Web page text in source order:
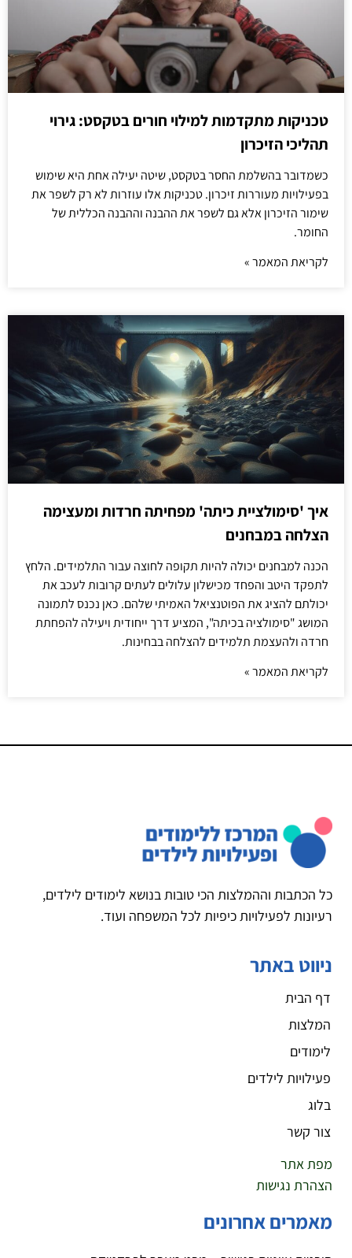
טכניקות מתקדמות למילוי חורים בטקסט: גירוי
תהליכי הזיכרון
כשמדובר בהשלמת החסר בטקסט, שיטה יעילה אחת היא שימוש
בפעילויות מעוררות זיכרון. טכניקות אלו עוזרות לא רק לשפר את
שימור הזיכרון אלא גם לשפר את ההבנה וההבנה הכללית של
החומר.
לקריאת המאמר »
איך 'סימולציית כיתה' מפחיתה חרדות ומעצימה
הצלחה במבחנים
הכנה למבחנים יכולה להיות תקופה לחוצה עבור התלמידים. הלחץ
לתפקד היטב והפחד מכישלון עלולים לעתים קרובות לעכב את
יכולתם להציג את הפוטנציאל האמיתי שלהם. כאן נכנס לתמונה
המושג "סימולציה בכיתה", המציע דרך ייחודית ויעילה להפחתת
חרדה ולהעצמת תלמידים להצלחה בבחינות.
לקריאת המאמר »
כל הכתבות וההמלצות הכי טובות בנושא לימודים לילדים,
רעיונות לפעילויות כיפיות לכל המשפחה ועוד.
ניווט באתר
דף הבית
המלצות
לימודים
פעילויות לילדים
בלוג
צור קשר
מפת אתר
הצהרת נגישות
מאמרים אחרונים